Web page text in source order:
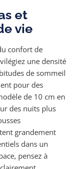
et
vie
confort de
une densité
de sommeil
pour des
de 10 cm en
des nuits plus
grandement
dans un
pensez à